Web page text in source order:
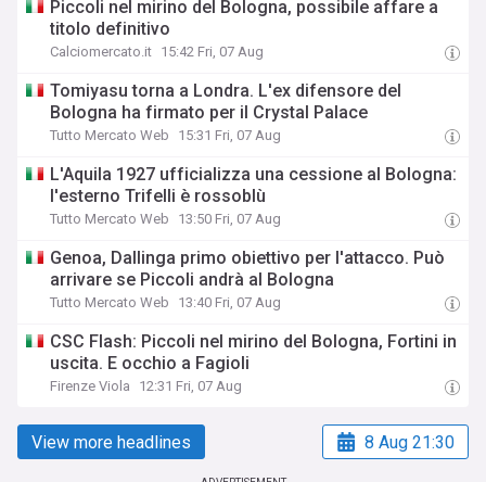
Piccoli nel mirino del Bologna, possibile affare a
titolo definitivo
Calciomercato.it 15:42 Fri, 07 Aug
Tomiyasu torna a Londra. L'ex difensore del
Bologna ha firmato per il Crystal Palace
Tutto Mercato Web 15:31 Fri, 07 Aug
L'Aquila 1927 ufficializza una cessione al Bologna:
l'esterno Trifelli è rossoblù
Tutto Mercato Web 13:50 Fri, 07 Aug
Genoa, Dallinga primo obiettivo per l'attacco. Può
arrivare se Piccoli andrà al Bologna
Tutto Mercato Web 13:40 Fri, 07 Aug
CSC Flash: Piccoli nel mirino del Bologna, Fortini in
uscita. E occhio a Fagioli
Firenze Viola 12:31 Fri, 07 Aug
View more headlines 8 Aug 21:30